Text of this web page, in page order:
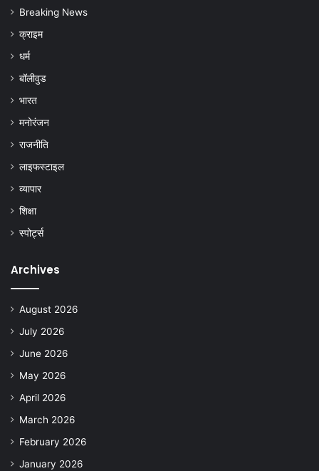
Breaking News
क्राइम
धर्म
बॉलीवुड
भारत
मनोरंजन
राजनीति
लाइफस्टाइल
व्यापार
शिक्षा
स्पोर्ट्स
Archives
August 2026
July 2026
June 2026
May 2026
April 2026
March 2026
February 2026
January 2026